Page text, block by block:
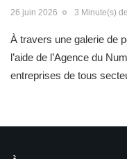
26 juin 2026 3 Minute(s)
À travers une galerie de
l’aide de l’Agence du
entreprises de tous